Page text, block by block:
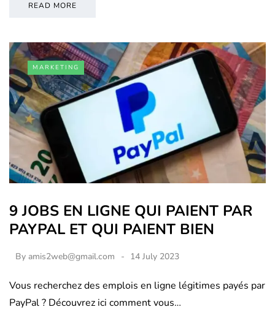
READ MORE
MARKETING
9 JOBS EN LIGNE QUI PAIENT PAR
PAYPAL ET QUI PAIENT BIEN
By amis2web@gmail.com 14 July 2023
Vous recherchez des emplois en ligne légitimes payés par
PayPal ? Découvrez ici comment vous…